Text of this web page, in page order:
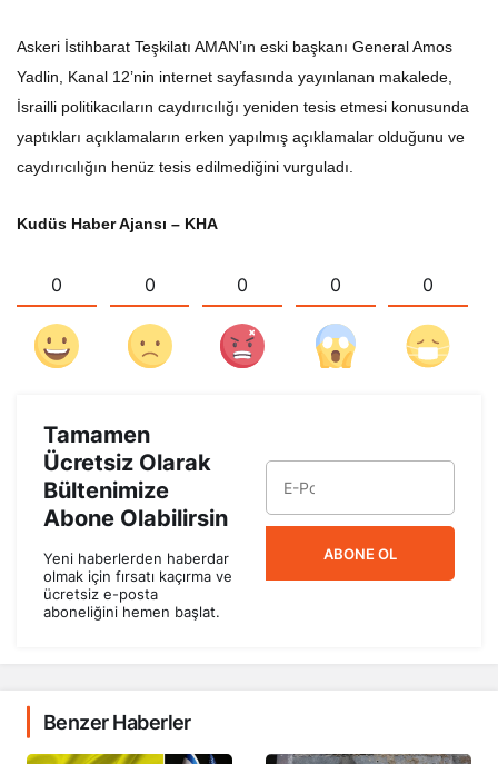
Askeri İstihbarat Teşkilatı AMAN’ın eski başkanı General Amos
Yadlin, Kanal 12’nin internet sayfasında yayınlanan makalede,
İsrailli politikacıların caydırıcılığı yeniden tesis etmesi konusunda
yaptıkları açıklamaların erken yapılmış açıklamalar olduğunu ve
caydırıcılığın henüz tesis edilmediğini vurguladı.
Kudüs Haber Ajansı – KHA
0 0 0 0 0
Tamamen
Ücretsiz Olarak
Bültenimize
Abone Olabilirsin
Yeni haberlerden haberdar
olmak için fırsatı kaçırma ve
ücretsiz e-posta
aboneliğini hemen başlat.
ABONE OL
Benzer Haberler